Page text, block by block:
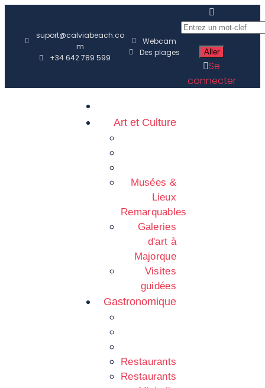
suport@calviabeach.co
m
+34 642 789 599
Webcam
Des plages
Se
connecter
Art et Culture
Musées &
Lieux
Remarquables
Galeries
d'art à
Majorque
Visites
guidées
Gastronomique
Restaurants
Restaurants